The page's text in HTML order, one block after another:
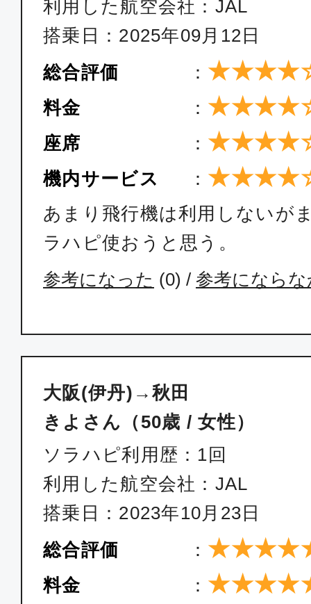
利用した航空会社：JAL
搭乗日：2025年09月12日
総合評価
：
料金 ：
座席 ：
機内サービス ：
あまり飛行機は利用しないが
ラハピ使おうと思う。
参考になった (0) / 参考になら
大阪(伊丹)→秋田
きよさん（50歳 / 女性）
ソラハピ利用歴：1回
利用した航空会社：JAL
搭乗日：2023年10月23日
総合評価
：
料金 ：